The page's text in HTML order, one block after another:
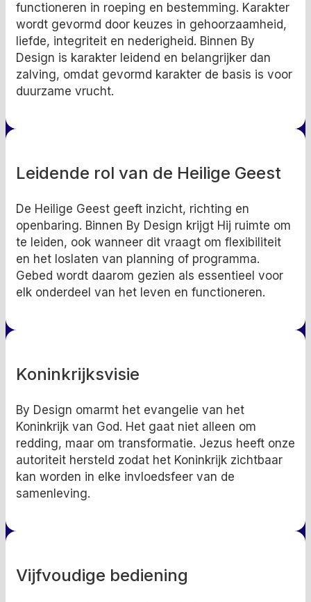
functioneren in roeping en bestemming. Karakter
wordt gevormd door keuzes in gehoorzaamheid,
liefde, integriteit en nederigheid. Binnen By
Design is karakter leidend en belangrijker dan
zalving, omdat gevormd karakter de basis is voor
duurzame vrucht.
Leidende rol van de Heilige Geest
De Heilige Geest geeft inzicht, richting en
openbaring. Binnen By Design krijgt Hij ruimte om
te leiden, ook wanneer dit vraagt om flexibiliteit
en het loslaten van planning of programma.
Gebed wordt daarom gezien als essentieel voor
elk onderdeel van het leven en functioneren.
Koninkrijksvisie
By Design omarmt het evangelie van het
Koninkrijk van God. Het gaat niet alleen om
redding, maar om transformatie. Jezus heeft onze
autoriteit hersteld zodat het Koninkrijk zichtbaar
kan worden in elke invloedsfeer van de
samenleving.
Vijfvoudige bediening